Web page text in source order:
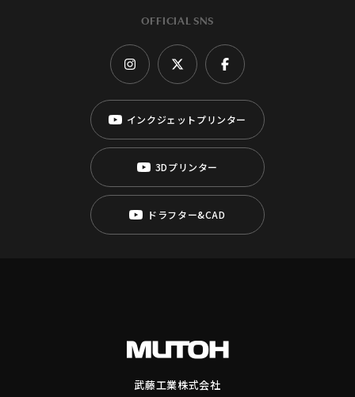
OFFICIAL SNS
インクジェットプリンター
3Dプリンター
ドラフター&CAD
武藤工業株式会社